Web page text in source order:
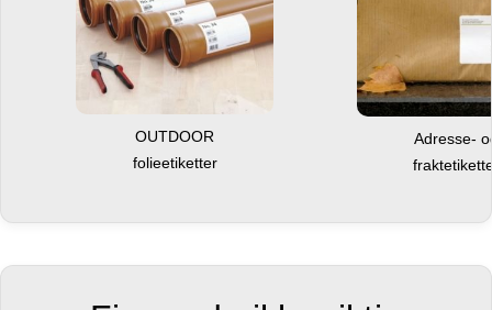
OUTDOOR
folieetiketter
Adresse-